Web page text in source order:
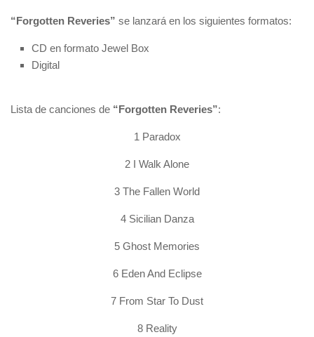
“Forgotten Reveries” se lanzará en los siguientes formatos:
CD en formato Jewel Box
Digital
Lista de canciones de “Forgotten Reveries”:
1 Paradox
2 I Walk Alone
3 The Fallen World
4 Sicilian Danza
5 Ghost Memories
6 Eden And Eclipse
7 From Star To Dust
8 Reality